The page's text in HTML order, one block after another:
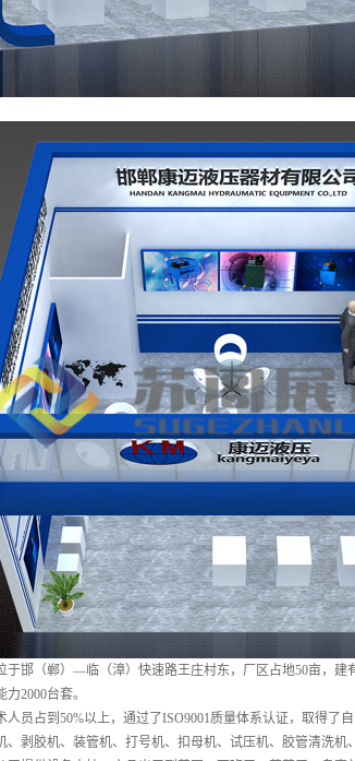
于邯（郸）—临（漳）快速路王庄村东，厂区占地50亩，
2000台套。
员占到50%以上，通过了ISO9001质量体系认证，取得了
剥胶机、装管机、打号机、扣母机、试压机、胶管清洗